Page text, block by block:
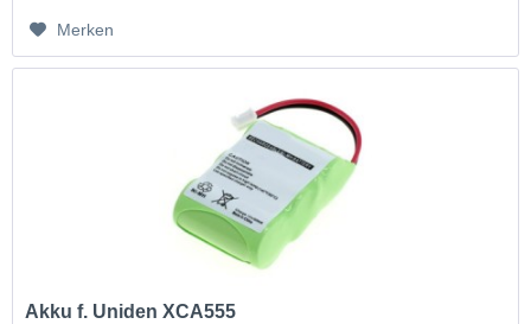
Merken
Akku f. Uniden XCA555